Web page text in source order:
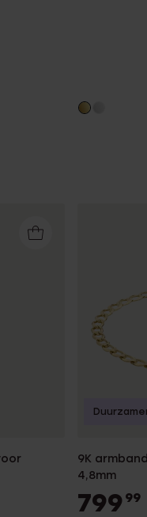
9K
4,8mm
799 99